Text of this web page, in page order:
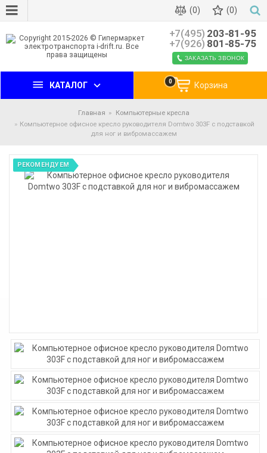
(0) (0)
+7(495) 203-81-95
+7(926) 801-85-75
ЗАКАЗАТЬ ЗВОНОК
КАТАЛОГ Корзина
0
Главная
Компьютерные кресла
Компьютерное офисное кресло руководителя Domtwo 303F с подставкой
для ног и вибромассажем
РЕКОМЕНДУЕМ